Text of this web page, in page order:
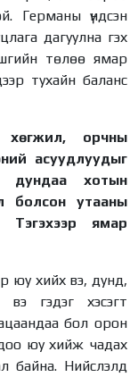
Германы үндсэн
дагуулна гэх
төлөө ямар
тухайн баланс
орчны
асуудлуудыг
дундаа хотын
болсон утааны
ямар
юу хийх вэ, дунд,
гэдэг хэсэгт
бол орон
юу хийж чадах
байна. Нийслэлд